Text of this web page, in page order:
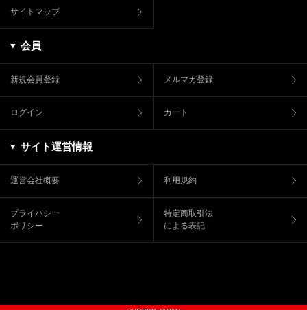
サイトマップ
会員
新規会員登録 メルマガ登録
ログイン カート
サイト運営情報
運営会社概要 利用規約
プライバシー
ポリシー
特定商取引法
による表記